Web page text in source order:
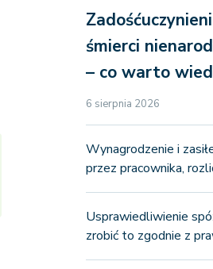
śmierci
– co warto
6 sierpnia 2026
Wynagrodzenie i
przez pracownika,
Usprawiedliwienie
zrobić to zgodnie z